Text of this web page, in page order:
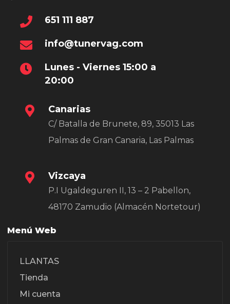
651 111 887
info@tunervag.com
Lunes - Viernes 15:00 a
20:00
Canarias
C/ Batalla de Brunete, 89, 35013 Las
Palmas de Gran Canaria, Las Palmas
Vizcaya
P.I Ugaldeguren II, 13 – 2 Pabellon,
48170 Zamudio (Almacén Nortetour)
Menú Web
LLANTAS
Tienda
Mi cuenta